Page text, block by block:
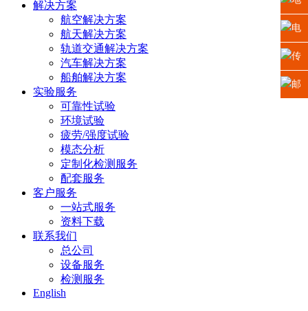
解决方案
航空解决方案
航天解决方案
轨道交通解决方案
汽车解决方案
船舶解决方案
实验服务
可靠性试验
环境试验
疲劳/强度试验
模态分析
定制化检测服务
配套服务
客户服务
一站式服务
资料下载
联系我们
总公司
设备服务
检测服务
English
址：
江苏
省苏
电
话：
0512-
传
真：
邮